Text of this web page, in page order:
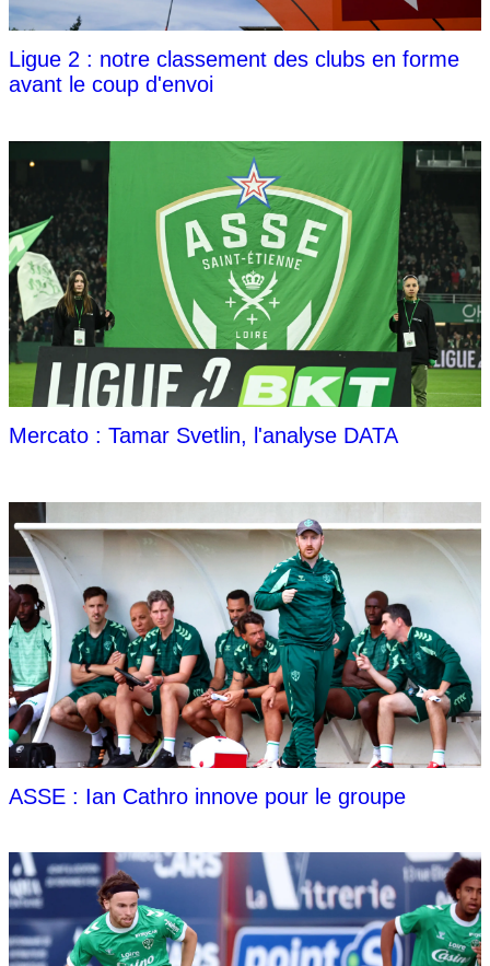
Ligue 2 : notre classement des clubs en forme
avant le coup d'envoi
Mercato : Tamar Svetlin, l'analyse DATA
ASSE : Ian Cathro innove pour le groupe